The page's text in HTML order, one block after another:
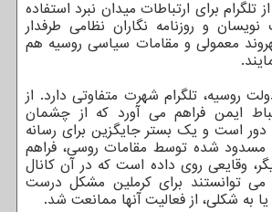
برای ارتباطات میدان نبرد استفاده
و روزنامه نگاران نظامی طرفدار
معمولی و مقامات سیاسی روسیه هم
روسیه، تلگرام شهرت متفاوتی دارد. از
ایمن فراهم می آورد که از چشمان
است و یک بستر جایگزین برای رسانه
مسدود شده توسط مقامات روسی، فراهم
وقایعی روی داده است که در آن کانال
می توانستند برای کرملین مشکل درست
به شکلی، از فعالیت آنها ممانعت شد.